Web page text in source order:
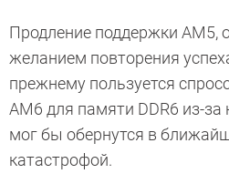
Продление поддержки AM5,
желанием повторения
прежнему пользуется
AM6 для памяти DDR6 из-
мог бы обернутся в
катастрофой.